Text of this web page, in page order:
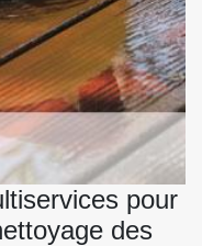
pour
des